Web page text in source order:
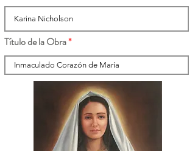
Título de la Obra